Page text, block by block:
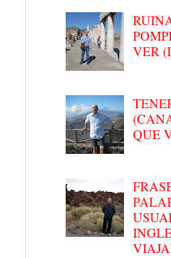
VER
QUE